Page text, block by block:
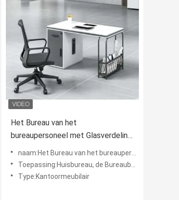
Het Bureau van het
bureaupersoneel met Glasverdeling
Afneembaar voor Kantoormeubilair
naam:Het Bureau van het bureaupersoneel met Glasverdeling Afneembaar voor Kantoormeubilair
Toepassing:Huisbureau, de Bureaubouw
Type:Kantoormeubilair